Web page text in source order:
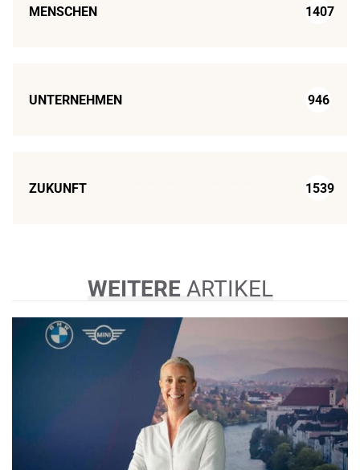
MENSCHEN 1407
UNTERNEHMEN 946
ZUKUNFT 1539
WEITEREARTIKEL